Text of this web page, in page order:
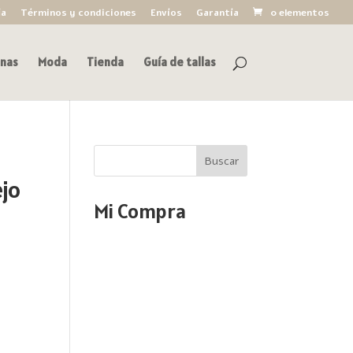
Términos y condiciones Envíos Garantía 0 elementos
Moda Tienda Guía de tallas
Buscar
Mi Compra